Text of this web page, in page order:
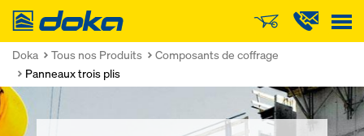
Doka
Doka Tous nos Produits
Composants de coffrage
Panneaux trois plis